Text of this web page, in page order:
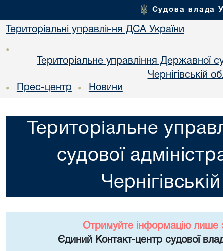
Судова влада
Територіальні управління ДСА України
•
Територіальне управління Державної
Чернiгiвській
• Прес-центр • Новини
Територіальне
судової
Отримуйте інформацію лише
Єдиний Контакт-центр судової